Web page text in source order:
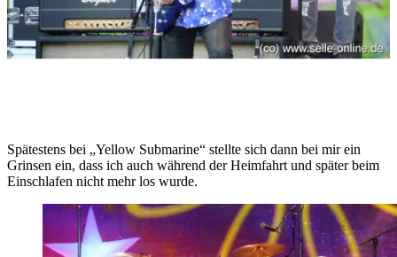
Spätestens bei „Yellow Submarine“ stellte sich dann bei mir ein
Grinsen ein, dass ich auch während der Heimfahrt und später beim
Einschlafen nicht mehr los wurde.